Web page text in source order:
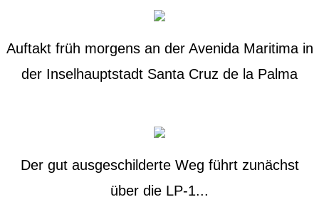
Auftakt früh morgens an der Avenida Maritima in
der Inselhauptstadt Santa Cruz de la Palma
Der gut ausgeschilderte Weg führt zunächst
über die LP-1...